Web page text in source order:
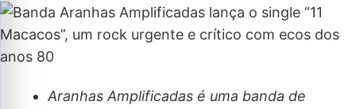
Aranhas Amplificadas é uma banda de